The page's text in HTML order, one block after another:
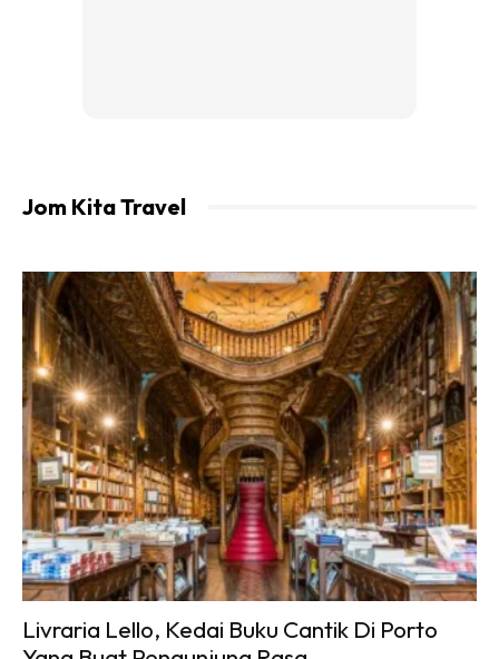
Jom Kita Travel
Livraria Lello, Kedai Buku Cantik Di Porto